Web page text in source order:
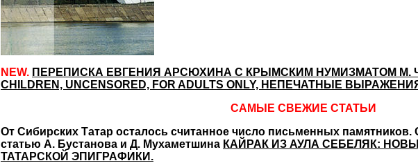
NEW. ПЕРЕПИСКА ЕВГЕНИЯ АРСЮХИНА С КРЫМСКИМ НУМИЗМАТОМ М.
CHILDREN, UNCENSORED, FOR ADULTS ONLY, НЕПЕЧАТНЫЕ
САМЫЕ СВЕЖИЕ СТАТЬИ
От Сибирских Татар осталось считанное число письменных памятников.
статью А. Бустанова и Д. Мухаметшина КАЙРАК ИЗ АУЛА СЕБЕЛЯК:
ТАТАРСКОЙ ЭПИГРАФИКИ.